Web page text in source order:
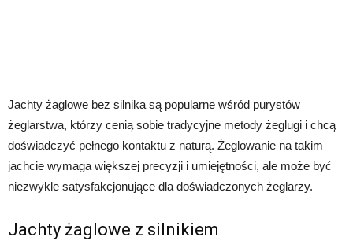
Jachty żaglowe bez silnika są popularne wśród purystów
żeglarstwa, którzy cenią sobie tradycyjne metody żeglugi i chcą
doświadczyć pełnego kontaktu z naturą. Żeglowanie na takim
jachcie wymaga większej precyzji i umiejętności, ale może być
niezwykle satysfakcjonujące dla doświadczonych żeglarzy.
Jachty żaglowe z silnikiem